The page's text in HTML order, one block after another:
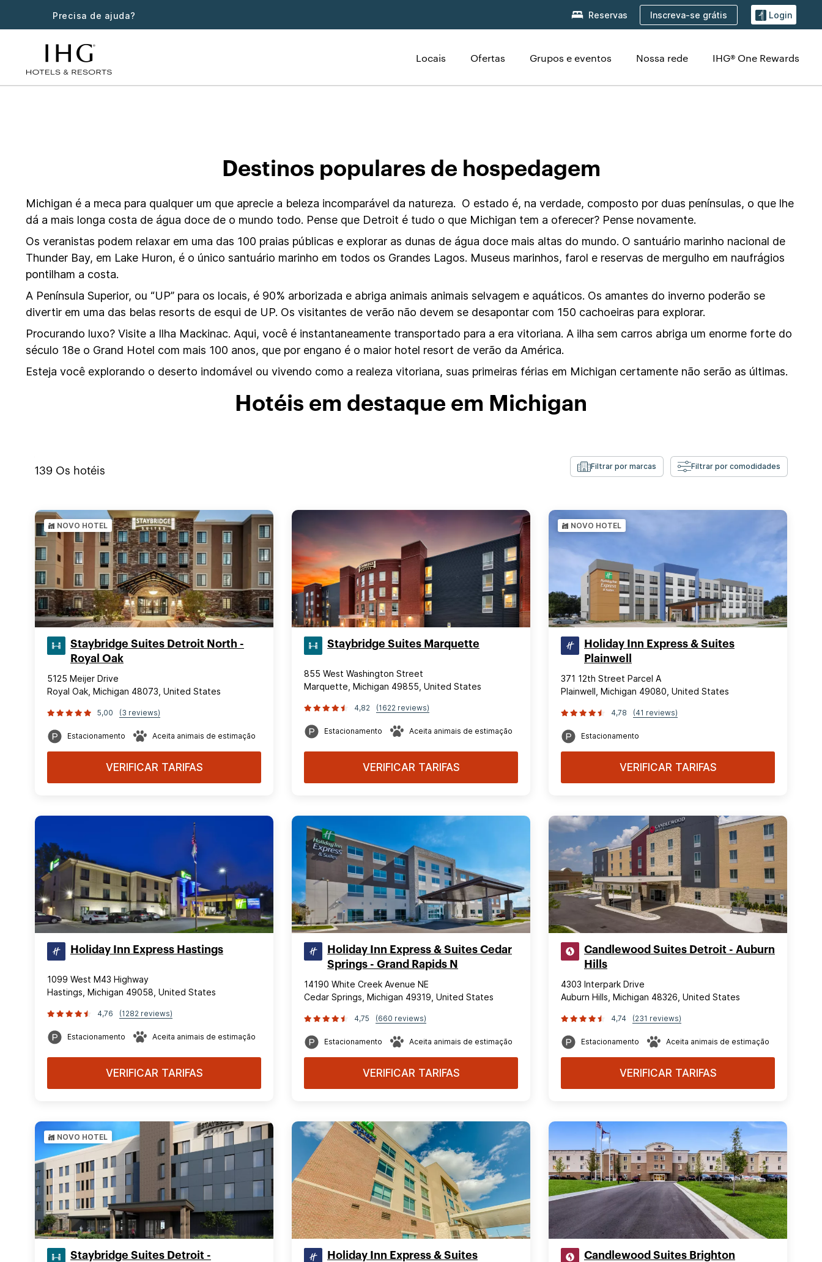
Precisa de ajuda? Reservas Inscreva-se grátis Login
Locais Ofertas Grupos e eventos Nossa rede IHG® One Rewards
Destinos populares de hospedagem
Michigan é a meca para qualquer um que aprecie a beleza incomparável da natureza. O estado é, na verdade, composto por duas penínsulas, o que lhe
dá a mais longa costa de água doce de o mundo todo. Pense que Detroit é tudo o que Michigan tem a oferecer? Pense novamente.
Os veranistas podem relaxar em uma das 100 praias públicas e explorar as dunas de água doce mais altas do mundo. O santuário marinho nacional de
Thunder Bay, em Lake Huron, é o único santuário marinho em todos os Grandes Lagos. Museus marinhos, farol e reservas de mergulho em naufrágios
pontilham a costa.
A Península Superior, ou “UP” para os locais, é 90% arborizada e abriga animais animais selvagem e aquáticos. Os amantes do inverno poderão se
divertir em uma das belas resorts de esqui de UP. Os visitantes de verão não devem se desapontar com 150 cachoeiras para explorar.
Procurando luxo? Visite a Ilha Mackinac. Aqui, você é instantaneamente transportado para a era vitoriana. A ilha sem carros abriga um enorme forte do
século 18e o Grand Hotel com mais 100 anos, que por engano é o maior hotel resort de verão da América.
Esteja você explorando o deserto indomável ou vivendo como a realeza vitoriana, suas primeiras férias em Michigan certamente não serão as últimas.
Hotéis em destaque em Michigan
139 Os hotéis Filtrar por marcas Filtrar por comodidades
NOVO HOTEL
Staybridge Suites Detroit North -
Royal Oak
5125 Meijer Drive
Royal Oak, Michigan 48073, United States
5,00 (3 reviews)
Estacionamento Aceita animais de estimação
VERIFICAR TARIFAS
Staybridge Suites Marquette
855 West Washington Street
Marquette, Michigan 49855, United States
4,82 (1622 reviews)
Estacionamento Aceita animais de estimação
VERIFICAR TARIFAS
NOVO HOTEL
Holiday Inn Express & Suites
Plainwell
371 12th Street Parcel A
Plainwell, Michigan 49080, United States
4,78 (41 reviews)
Estacionamento
VERIFICAR TARIFAS
Holiday Inn Express Hastings
1099 West M43 Highway
Hastings, Michigan 49058, United States
4,76 (1282 reviews)
Estacionamento Aceita animais de estimação
VERIFICAR TARIFAS
Holiday Inn Express & Suites Cedar
Springs - Grand Rapids N
14190 White Creek Avenue NE
Cedar Springs, Michigan 49319, United States
4,75 (660 reviews)
Estacionamento Aceita animais de estimação
VERIFICAR TARIFAS
Candlewood Suites Detroit - Auburn
Hills
4303 Interpark Drive
Auburn Hills, Michigan 48326, United States
4,74 (231 reviews)
Estacionamento Aceita animais de estimação
VERIFICAR TARIFAS
NOVO HOTEL
Staybridge Suites Detroit -
Holiday Inn Express & Suites
Candlewood Suites Brighton